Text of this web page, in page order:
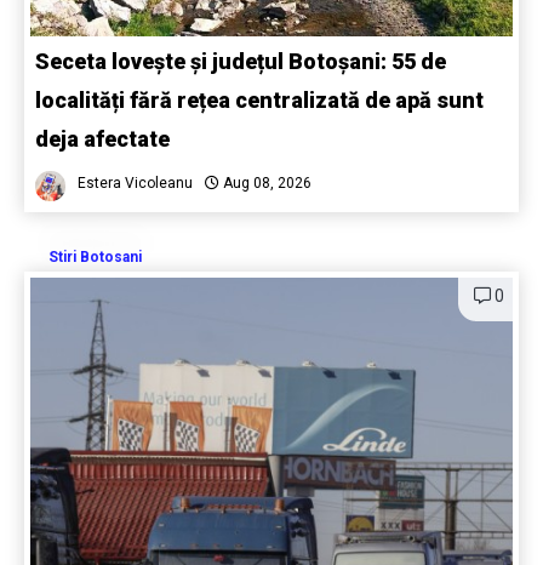
Seceta lovește și județul Botoșani: 55 de
localități fără rețea centralizată de apă sunt
deja afectate
Estera Vicoleanu Aug 08, 2026
Stiri Botosani
0